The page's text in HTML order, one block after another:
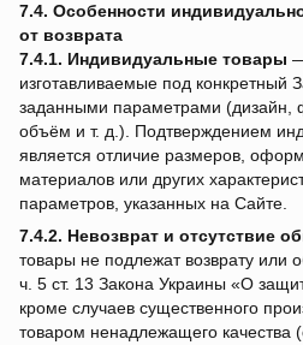
7.4. Особенности
от возврата
7.4.1. Индивидуальные товары
изготавливаемые под конкретный
заданными параметрами (дизайн,
объём и т. д.). Подтверждением
является отличие размеров,
материалов или других
параметров, указанных на Сайте.
7.4.2. Невозврат и отсутствие
товары не подлежат возврату или
ч. 5 ст. 13 Закона Украины «О
кроме случаев существенного
товаром ненадлежащего качества